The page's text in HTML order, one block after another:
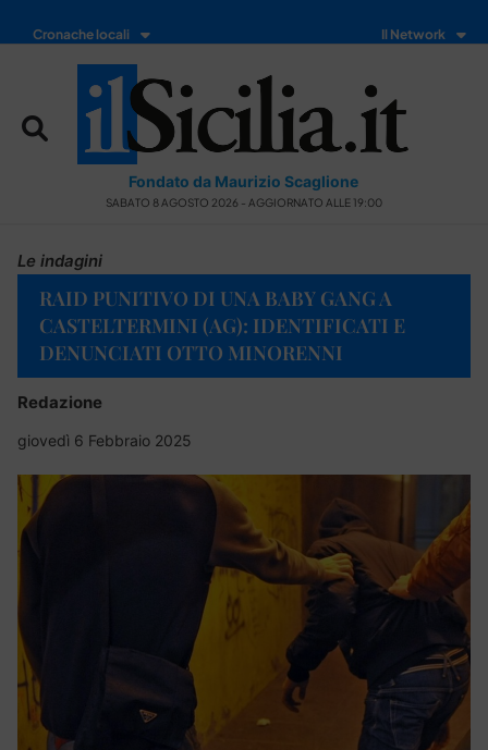
Cronache locali Il Network
Fondato da Maurizio Scaglione
SABATO 8 AGOSTO 2026 - AGGIORNATO ALLE 19:00
Le indagini
RAID PUNITIVO DI UNA BABY GANG A
CASTELTERMINI (AG): IDENTIFICATI E
DENUNCIATI OTTO MINORENNI
Redazione
giovedì 6 Febbraio 2025